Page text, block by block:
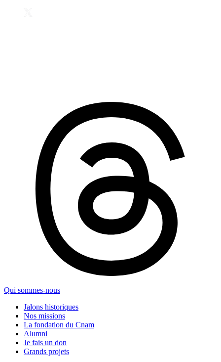
Qui sommes-nous
Jalons historiques
Nos missions
La fondation du Cnam
Alumni
Je fais un don
Grands projets